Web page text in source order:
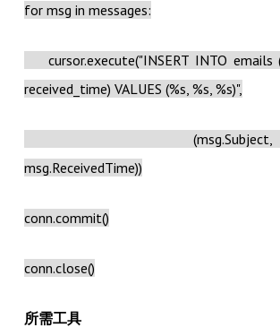
for msg in messages:
cursor.execute("INSERT INTO emails
received_time) VALUES (%s, %s, %s)",
(msg.Subject,
msg.ReceivedTime))
conn.commit()
conn.close()
所需工具